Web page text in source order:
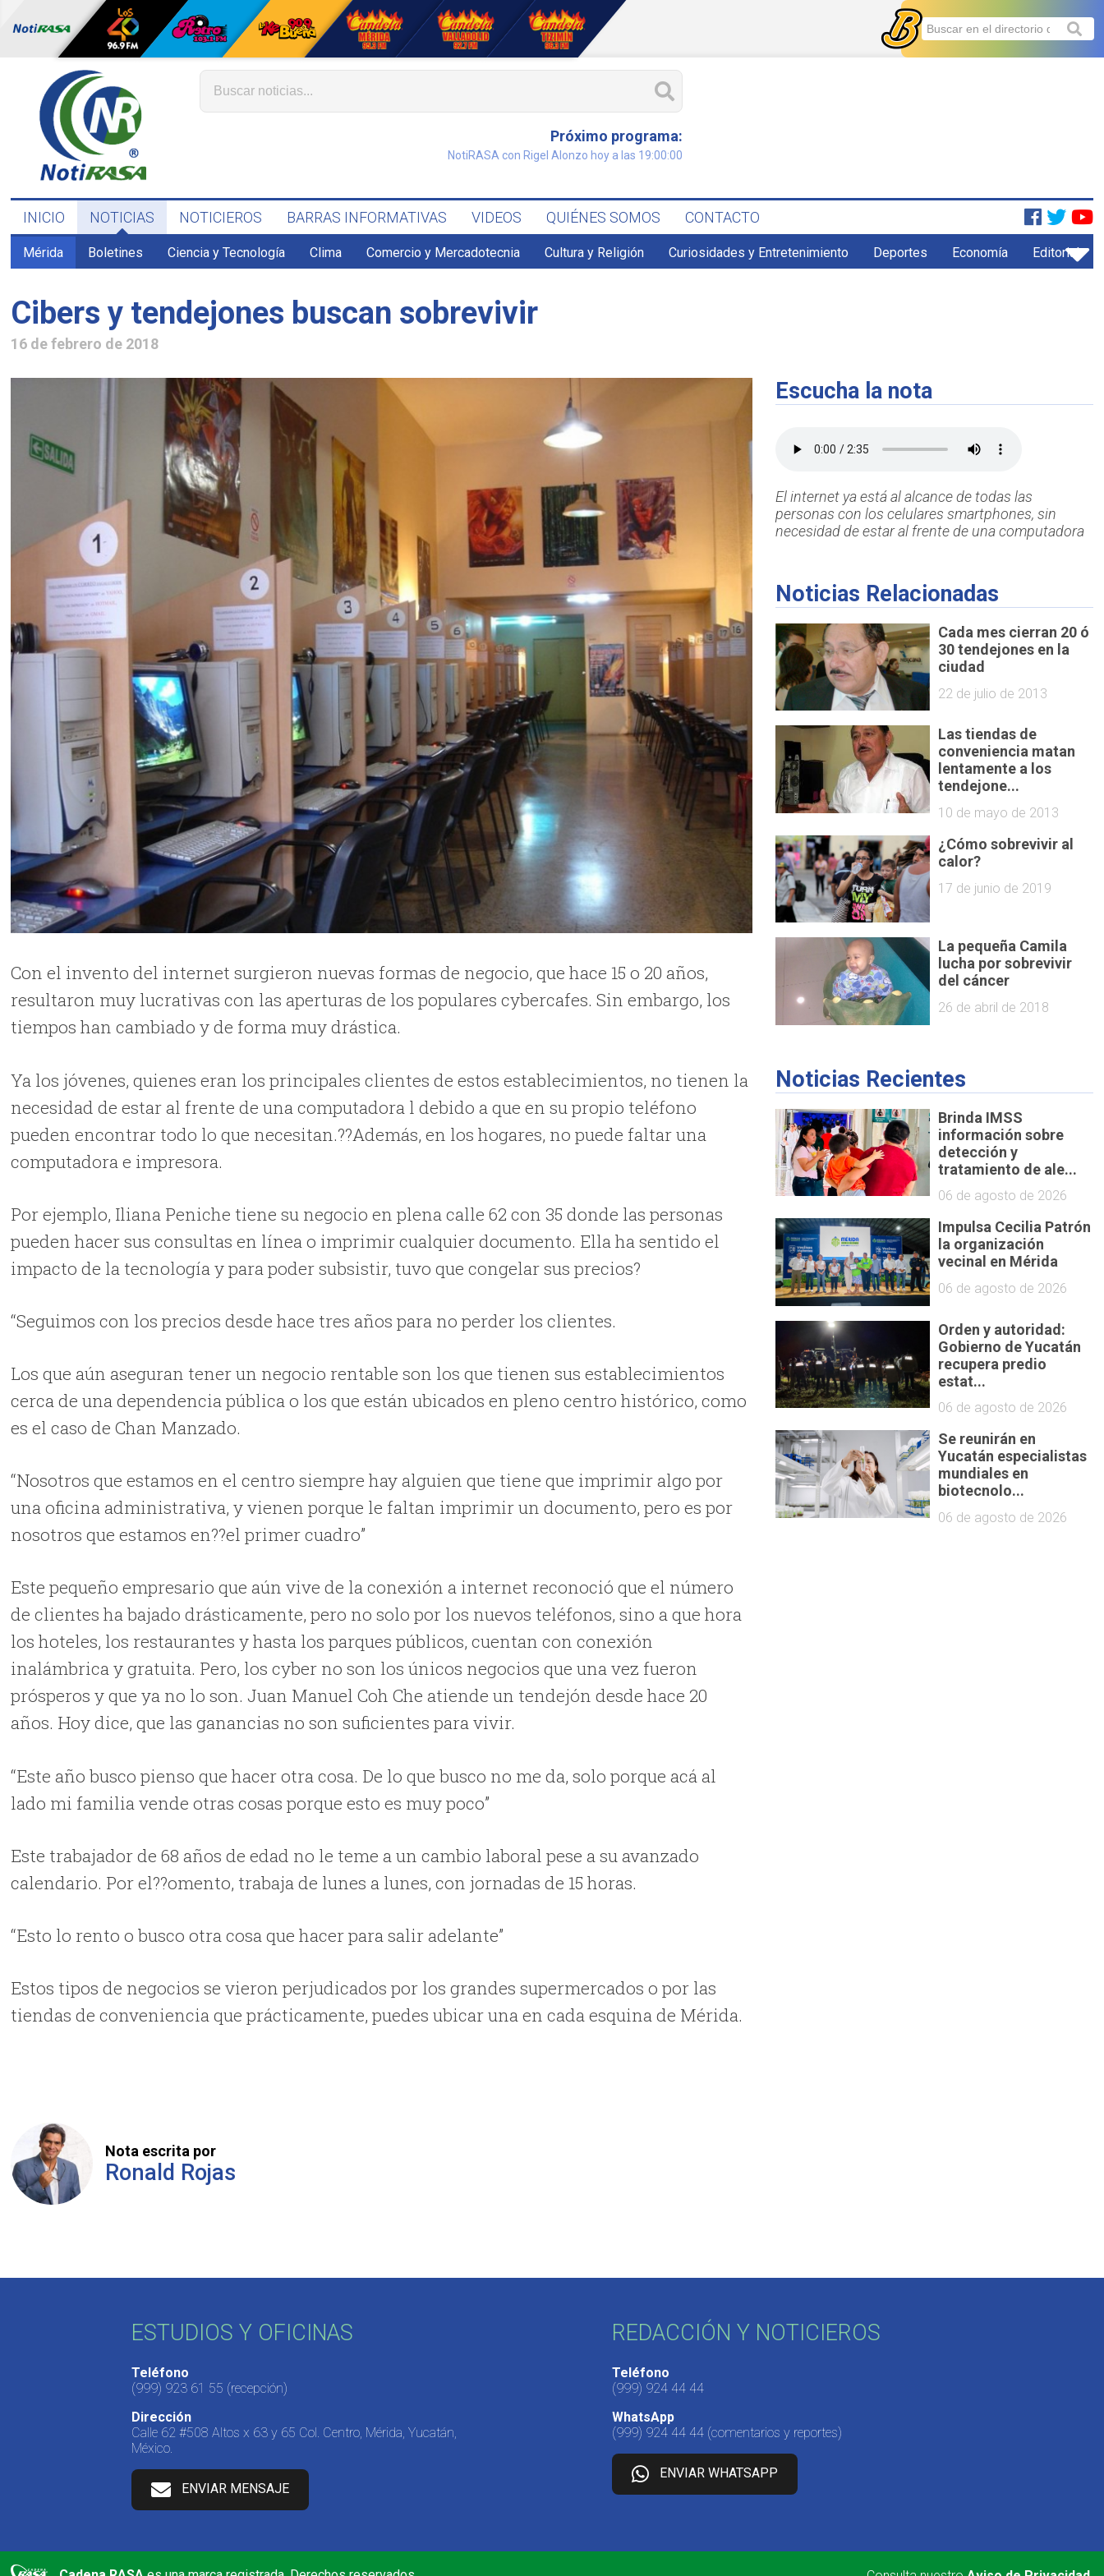
Próximo programa:
NotiRASA con Rigel Alonzo hoy a las 19:00:00
INICIO NOTICIAS NOTICIEROS BARRAS INFORMATIVAS VIDEOS QUIÉNES SOMOS CONTACTO
Mérida Boletines Ciencia y Tecnología Clima Comercio y Mercadotecnia Cultura y Religión Curiosidades y Entretenimiento Deportes Economía Editorial
Cibers y tendejones buscan sobrevivir
16 de febrero de 2018
Con el invento del internet surgieron nuevas formas de negocio, que hace 15 o 20 años,
resultaron muy lucrativas con las aperturas de los populares cybercafes. Sin embargo, los
tiempos han cambiado y de forma muy drástica.
Ya los jóvenes, quienes eran los principales clientes de estos establecimientos, no tienen la
necesidad de estar al frente de una computadora l debido a que en su propio teléfono
pueden encontrar todo lo que necesitan.??Además, en los hogares, no puede faltar una
computadora e impresora.
Por ejemplo, Iliana Peniche tiene su negocio en plena calle 62 con 35 donde las personas
pueden hacer sus consultas en línea o imprimir cualquier documento. Ella ha sentido el
impacto de la tecnología y para poder subsistir, tuvo que congelar sus precios?
“Seguimos con los precios desde hace tres años para no perder los clientes.
Los que aún aseguran tener un negocio rentable son los que tienen sus establecimientos
cerca de una dependencia pública o los que están ubicados en pleno centro histórico, como
es el caso de Chan Manzado.
“Nosotros que estamos en el centro siempre hay alguien que tiene que imprimir algo por
una oficina administrativa, y vienen porque le faltan imprimir un documento, pero es por
nosotros que estamos en??el primer cuadro”
Este pequeño empresario que aún vive de la conexión a internet reconoció que el número
de clientes ha bajado drásticamente, pero no solo por los nuevos teléfonos, sino a que hora
los hoteles, los restaurantes y hasta los parques públicos, cuentan con conexión
inalámbrica y gratuita. Pero, los cyber no son los únicos negocios que una vez fueron
prósperos y que ya no lo son. Juan Manuel Coh Che atiende un tendejón desde hace 20
años. Hoy dice, que las ganancias no son suficientes para vivir.
“Este año busco pienso que hacer otra cosa. De lo que busco no me da, solo porque acá al
lado mi familia vende otras cosas porque esto es muy poco”
Este trabajador de 68 años de edad no le teme a un cambio laboral pese a su avanzado
calendario. Por el??omento, trabaja de lunes a lunes, con jornadas de 15 horas.
“Esto lo rento o busco otra cosa que hacer para salir adelante”
Estos tipos de negocios se vieron perjudicados por los grandes supermercados o por las
tiendas de conveniencia que prácticamente, puedes ubicar una en cada esquina de Mérida.
Nota escrita por
Ronald Rojas
Escucha la nota
El internet ya está al alcance de todas las
personas con los celulares smartphones, sin
necesidad de estar al frente de una computadora
Noticias Relacionadas
Cada mes cierran 20 ó
30 tendejones en la
ciudad
22 de julio de 2013
Las tiendas de
conveniencia matan
lentamente a los
tendejone...
10 de mayo de 2013
¿Cómo sobrevivir al
calor?
17 de junio de 2019
La pequeña Camila
lucha por sobrevivir
del cáncer
26 de abril de 2018
Noticias Recientes
Brinda IMSS
información sobre
detección y
tratamiento de ale...
06 de agosto de 2026
Impulsa Cecilia Patrón
la organización
vecinal en Mérida
06 de agosto de 2026
Orden y autoridad:
Gobierno de Yucatán
recupera predio
estat...
06 de agosto de 2026
Se reunirán en
Yucatán especialistas
mundiales en
biotecnolo...
06 de agosto de 2026
ESTUDIOS Y OFICINAS
Teléfono
(999) 923 61 55 (recepción)
Dirección
Calle 62 #508 Altos x 63 y 65 Col. Centro, Mérida, Yucatán,
México.
ENVIAR MENSAJE
REDACCIÓN Y NOTICIEROS
Teléfono
(999) 924 44 44
WhatsApp
(999) 924 44 44 (comentarios y reportes)
ENVIAR WHATSAPP